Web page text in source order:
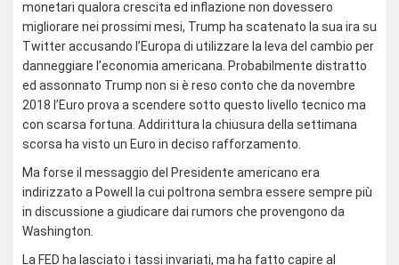
monetari qualora crescita ed inflazione non dovessero
migliorare nei prossimi mesi, Trump ha scatenato la sua ira su
Twitter accusando l’Europa di utilizzare la leva del cambio per
danneggiare l’economia americana. Probabilmente distratto
ed assonnato Trump non si è reso conto che da novembre
2018 l’Euro prova a scendere sotto questo livello tecnico ma
con scarsa fortuna. Addirittura la chiusura della settimana
scorsa ha visto un Euro in deciso rafforzamento.
Ma forse il messaggio del Presidente americano era
indirizzato a Powell la cui poltrona sembra essere sempre più
in discussione a giudicare dai rumors che provengono da
Washington.
La FED ha lasciato i tassi invariati, ma ha fatto capire al